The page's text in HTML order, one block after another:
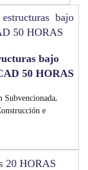
bajo
50 HORAS
Subvencionada,
e